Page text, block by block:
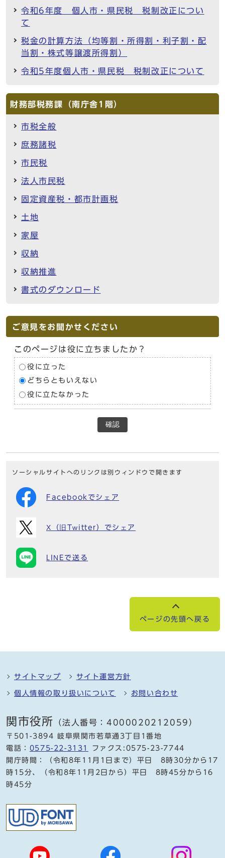
令和6年度 個人市・県民税 税制改正につい
て
税金の計算方法（均等割・所得割・利子割・配
当割・株式等譲渡所得割）
令和5年度個人市・県民税 税制改正について
財務部税務課（南庁舎1階）
市税全般
庶務諸税
市民税
法人市民税
固定資産税・都市計画税
土地
家屋
収納
収納推進
書式のダウンロード
ご意見をお聞かせください
このページは役に立ちましたか？
役に立った
どちらともいえない
役に立たなかった
確認
ソーシャルサイトへのリンクは別ウィンドウで開きます
Facebookでシェア
X（旧Twitter）でシェア
LINEで送る
ページの先頭へ戻る
サイトマップ サイト運営方針
個人情報の取り扱いについて お問い合わせ
関市役所 （法人番号：4000020212059）
〒501-3894 岐阜県関市若草通3丁目1番地
電話： 0575-22-3131
ファクス:0575-23-7744
開庁時間：（令和8年11月1日まで）平日 8時30分から17
時15分、（令和8年11月2日から）平日 8時45分から16
時45分